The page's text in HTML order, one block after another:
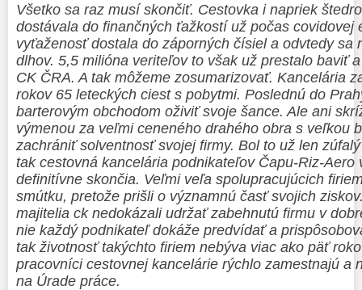
Všetko sa raz musí skončiť. Cestovka i napriek
dostávala do finančných ťažkostí už počas covidovej
vyťaženosť dostala do záporných čísiel a odvtedy sa
dlhov. 5,5 milióna veriteľov to však už prestalo baviť
CK ČRA. A tak môžeme zosumarizovať. Kancelária
rokov 65 leteckých ciest s pobytmi. Poslednú do
barterovým obchodom oživiť svoje šance. Ale ani
výmenou za veľmi ceneného drahého obra s veľkou
zachrániť solventnosť svojej firmy. Bol to už len
tak cestovná kancelária podnikateľov Čapu-Riz-Aero
definitívne skončia. Veľmi veľa spolupracujúcich
smútku, pretože prišli o významnú časť svojich
majitelia ck nedokázali udržať zabehnutú firmu v
nie každý podnikateľ dokáže predvídať a
tak životnosť takýchto firiem nebýva viac ako päť
pracovníci cestovnej kancelárie rýchlo zamestnajú a
na Úrade práce.